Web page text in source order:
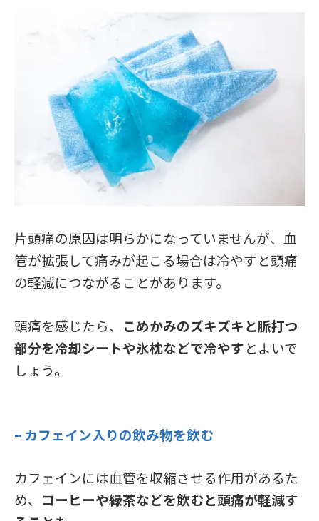
片頭痛の原因は明らかになっていませんが、血
管が拡張して痛みが起こる場合は冷やすと頭痛
の軽減につながることがあります。
頭痛を感じたら、 こめかみのズキズキと脈打つ
部分を冷却シートや氷枕などで冷やすとよいで
しょう。
– カフェイン入りの飲み物を飲む
カフェインには血管を収縮させる作用があるた
め、 コーヒーや緑茶などを飲むと頭痛が軽減す